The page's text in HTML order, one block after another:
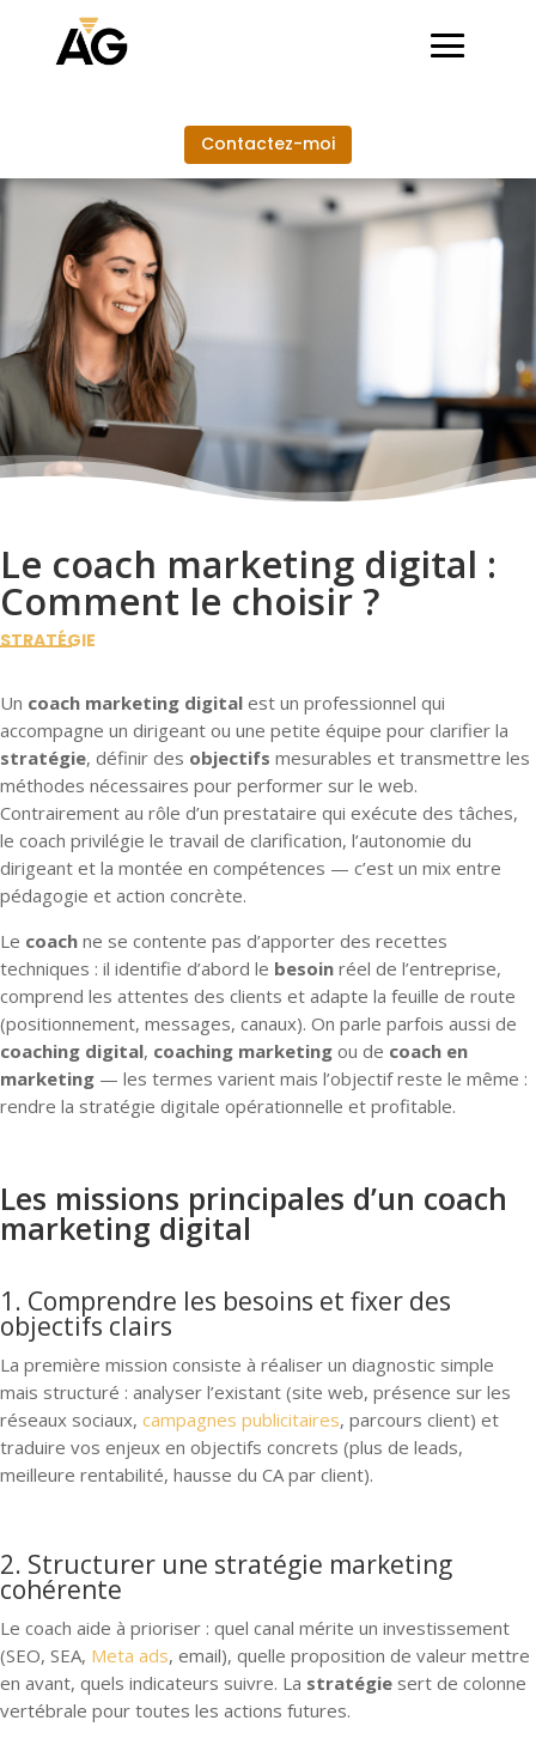
Contactez-moi
Le coach marketing digital :
Comment le choisir ?
STRATÉGIE
Un coach marketing digital est un professionnel qui
accompagne un dirigeant ou une petite équipe pour clarifier la
stratégie, définir des objectifs mesurables et transmettre les
méthodes nécessaires pour performer sur le web.
Contrairement au rôle d’un prestataire qui exécute des tâches,
le coach privilégie le travail de clarification, l’autonomie du
dirigeant et la montée en compétences — c’est un mix entre
pédagogie et action concrète.
Le coach ne se contente pas d’apporter des recettes
techniques : il identifie d’abord le besoin réel de l’entreprise,
comprend les attentes des clients et adapte la feuille de route
(positionnement, messages, canaux). On parle parfois aussi de
coaching digital, coaching marketing ou de coach en
marketing — les termes varient mais l’objectif reste le même :
rendre la stratégie digitale opérationnelle et profitable.
Les missions principales d’un coach
marketing digital
1. Comprendre les besoins et fixer des
objectifs clairs
La première mission consiste à réaliser un diagnostic simple
mais structuré : analyser l’existant (site web, présence sur les
réseaux sociaux, campagnes publicitaires, parcours client) et
traduire vos enjeux en objectifs concrets (plus de leads,
meilleure rentabilité, hausse du CA par client).
2. Structurer une stratégie marketing
cohérente
Le coach aide à prioriser : quel canal mérite un investissement
(SEO, SEA, Meta ads, email), quelle proposition de valeur mettre
en avant, quels indicateurs suivre. La stratégie sert de colonne
vertébrale pour toutes les actions futures.